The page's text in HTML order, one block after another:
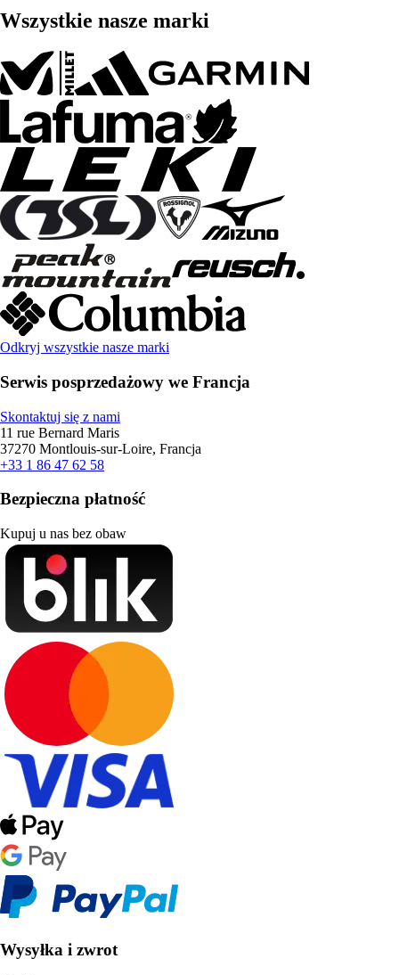
Wszystkie nasze marki
Odkryj wszystkie nasze marki
Serwis posprzedażowy we Francja
Skontaktuj się z nami
11 rue Bernard Maris
37270 Montlouis-sur-Loire, Francja
+33 1 86 47 62 58
Bezpieczna płatność
Kupuj u nas bez obaw
Wysyłka i zwrot